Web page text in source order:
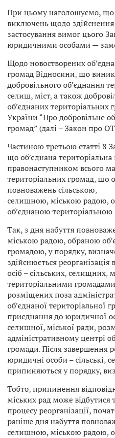
При цьому наголошуємо, що
виключень щодо здійснення
застосування вимог цього
юридичними особами —
Щодо новостворених
громад Відносини, що
добровільного об’єднання
селищ, міст, а також
об’єднаних територіальних
України “Про добровільне
громад” (далі – Закон про
Частиною третьою статті 8
що об’єднана територіальна
правонаступником всього
територіальних громад, що
повноважень сільською,
селищною, міською радою,
об’єднаною
Так, з дня набуття
міською радою, обраною
громадою, у порядку,
здійснюється
осіб – сільських, селищних,
територіальними
розміщених поза
об’єднаної територіальної
приєднання до юридичної
селищної, міської ради,
адміністративному центрі
громади. Після завершення
юридичні особи – сільські,
припиняються у порядку,
Тобто, припинення
міських рад може відбутися
процесу реорганізації,
раніше дня набуття
селищною, міською радою,